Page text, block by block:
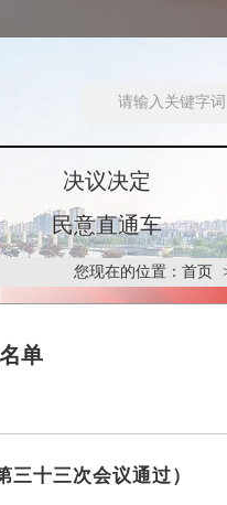
决议决定
民意直通车
您现在的位置： 首页
单
三十三次会议通过）